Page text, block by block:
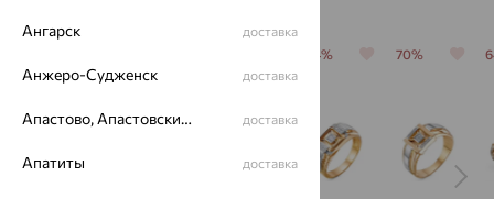
64% 70%
Ангарск доставка
Анжеро-Судженск доставка
Апастово, Апастовский район доставка
Апатиты доставка